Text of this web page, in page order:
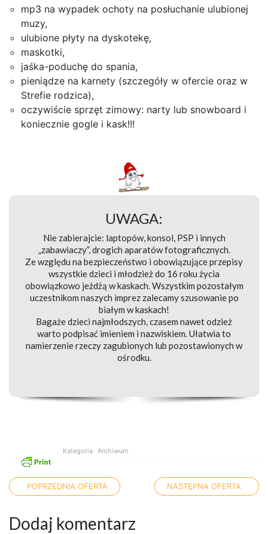
mp3 na wypadek ochoty na posłuchanie ulubionej
muzy,
ulubione płyty na dyskotekę,
maskotki,
jaśka-poduchę do spania,
pieniądze na karnety (szczegóły w ofercie oraz w
Strefie rodzica),
oczywiście sprzęt zimowy: narty lub snowboard i
koniecznie gogle i kask!!!
UWAGA:
Nie zabierajcie: laptopów, konsol, PSP i innych
„zabawiaczy”, drogich aparatów fotograficznych.
Ze względu na bezpieczeństwo i obowiązujące przepisy
wszystkie dzieci i młodzież do 16 roku życia
obowiązkowo jeżdżą w kaskach. Wszystkim pozostałym
uczestnikom naszych imprez zalecamy szusowanie po
białym w kaskach!
Bagaże dzieci najmłodszych, czasem nawet odzież
warto podpisać imieniem i nazwiskiem. Ułatwia to
namierzenie rzeczy zagubionych lub pozostawionych w
ośrodku.
Kategoria Archiwum
Nawigacja po artykułach
POPRZEDNIA OFERTA NASTĘPNA OFERTA
Dodaj komentarz